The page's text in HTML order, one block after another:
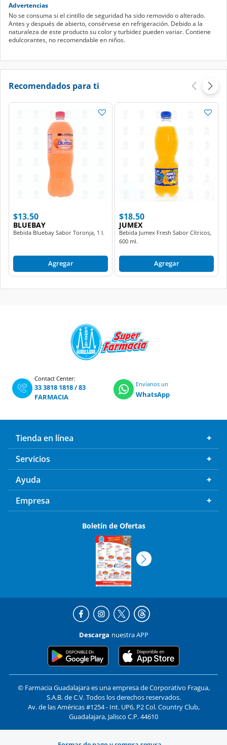
Advertencias
No se consuma si el cintillo de seguridad ha sido removido o alterado.
Antes y después de abierto, consérvese en refrigeración. Debido a la
naturaleza de este producto su color y turbidez pueden variar. Contiene
edulcorantes, no recomendable en niños.
Recomendados para ti
$13.50
BLUEBAY
Bebida Bluebay Sabor Toronja, 1 l.
Agregar
$18.50
JUMEX
Bebida Jumex Fresh Sabor Cítricos,
600 ml.
Agregar
Contact Center:
33 3818 1818/83
FARMACIA
Envíanos un
WhatsApp
Tienda en línea
Servicios
Ayuda
Empresa
Boletín de Ofertas
Descarga nuestra APP
© Farmacia Guadalajara es una empresa de Corporativo Fragua,
S.A.B. de C.V. Todos los derechos reservados.
Av. de las Américas #1254 - Int. UP6, P2 Col. Country Club,
Guadalajara, Jalisco C.P. 44610